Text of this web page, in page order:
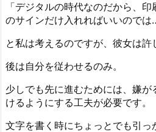
「デジタルの時代なのだから、
のサインだけ入れればいいのでは
と私は考えるのですが、彼女は許
後は自分を従わせるのみ。
少しでも先に進むためには、嫌
けるようにする工夫が必要です。
文字を書く時にちょっとでも引